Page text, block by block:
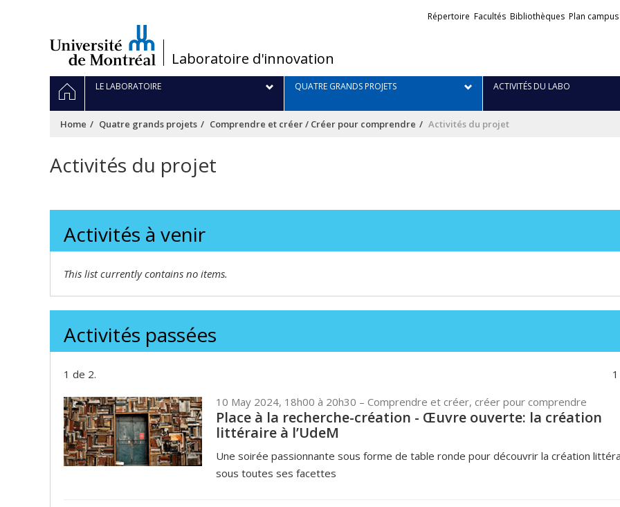
/Laboratoire d'innovation
Liens
Répertoire Facultés Bibliothèques Plan campus
Navigation
principale
HOMELE LABORATOIRE QUATRE GRANDS PROJETS ACTIVITÉS DU LABO
Home Quatre grands projets Comprendre et créer / Créer pour comprendre Activités du projet
Activités du projet
Activités à venir
This list currently contains no items.
Activités passées
1 de 2.
1
10 May 2024, 18h00 à 20h30 – Comprendre et créer, créer pour comprendre
Place à la recherche-création - Œuvre ouverte: la création
littéraire à l’UdeM
Une soirée passionnante sous forme de table ronde pour découvrir la création
sous toutes ses facettes